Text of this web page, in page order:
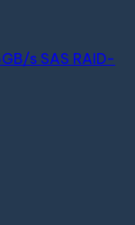
s SAS RAID-